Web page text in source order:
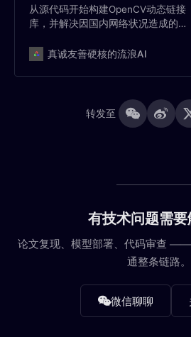
从源代码开始构建OpenCV动态链接
库，并解决因国内网络状况造成的慢
4.3.0真诚友善硬核的流浪AI
转发至
有技术问题需要
论文复现、模型部署、代码审查
通整条链路。
微信聊聊